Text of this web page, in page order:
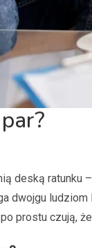
deską
dwojgu
prostu czują,